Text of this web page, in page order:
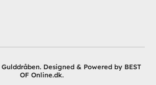
Designed & Powered by BEST
OF Online.dk.